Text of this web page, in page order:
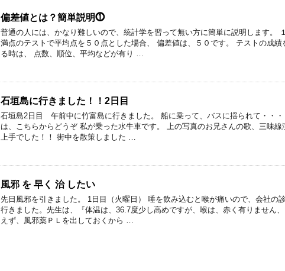
偏差値とは？簡単説明⓵
普通の人には、かなり難しいので、統計学を習って無い方に簡単に説明します。
満点のテストで平均点を５０点とした場合、 偏差値は、５０です。 テストの成績
る時は、 点数、順位、平均などが有り …
石垣島に行きました！！2日目
石垣島2日目 午前中に竹富島に行きました。 船に乗って、バスに揺られて・・・
は、こちらからどうぞ 私が乗った水牛車です。 上の写真のお兄さんの歌、三味線
上手でした！！ 街中を散策しました …
風邪 を 早く 治 したい
先日風邪を引きました。 1日目（火曜日） 唾を飲み込むと喉が痛いので、会社の
行きました。先生は、『体温は、36.7度少し高めですが、喉は、赤く有りません
えず、風邪薬ＰＬを出しておくから …